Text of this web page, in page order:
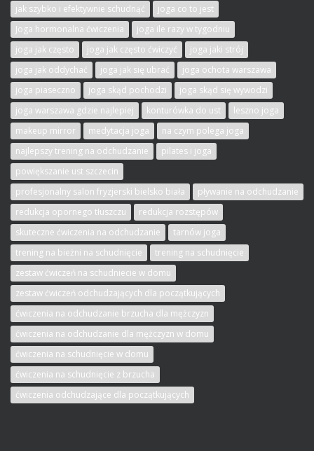
jak szybko i efektywnie schudnąć
joga co to jest
Joga hormonalna ćwiczenia
joga ile razy w tygodniu
joga jak często
joga jak często ćwiczyć
joga jaki strój
joga jak oddychać
joga jak się ubrać
joga ochota warszawa
joga piaseczno
joga skąd pochodzi
joga skąd się wywodzi
joga warszawa gdzie najlepiej
konturówka do ust
leszno joga
makeup mirror
medytacja joga
na czym polega joga
najlepszy trening na odchudzanie
pilates i joga
powiększanie ust szczecin
profesjonalny salon fryzjerski bielsko biała
pływanie na odchudzanie
redukcja opornego tłuszczu
redukcja rozstępów
skuteczne ćwiczenia na odchudzanie
tarnów joga
trening na bieżni na schudnięcie
trening na schudnięcie
zestaw ćwiczeń na schudniecie w domu
zestaw ćwiczeń odchudzających dla początkujących
ćwiczenia na odchudzanie brzucha dla mężczyzn
ćwiczenia na odchudzanie dla mężczyzn w domu
ćwiczenia na schudnięcie w domu
ćwiczenia na schudnięcie z brzucha
ćwiczenia odchudzające dla początkujących